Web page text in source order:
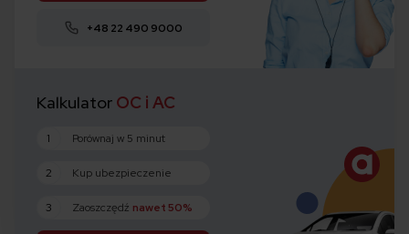
+48 22 490 9000
Kalkulator OC i AC
1 Porównaj w 5 minut
2 Kup ubezpieczenie
3 Zaoszczędź nawet 50%